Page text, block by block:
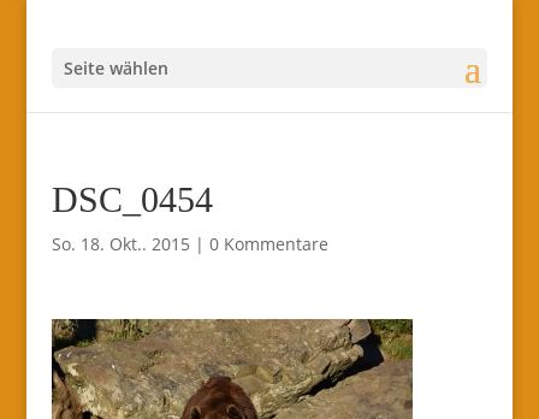
Seite wählen
DSC_0454
So. 18. Okt.. 2015 | 0 Kommentare